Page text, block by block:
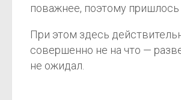
поважнее, поэтому
При этом здесь
совершенно не на что —
не ожидал.